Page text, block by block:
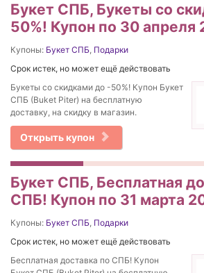
Букет СПБ, Букеты со
50%! Купон по 30 апреля
Купоны: Букет СПБ, Подарки
Срок истек, но может ещё действовать
Букеты со скидками до -50%! Купон Букет
СПБ (Buket Piter) на бесплатную
доставку, на скидку в магазин.
Открыть купон
Букет СПБ, Бесплатная
СПБ! Купон по 31 марта
Купоны: Букет СПБ, Подарки
Срок истек, но может ещё действовать
Бесплатная доставка по СПБ! Купон